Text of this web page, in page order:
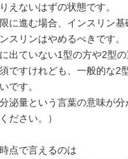
えないはずの状態です。
に進む場合、インスリン
スリンはやめるべきです。
出ていない1型の方や2型
ですけれども、一般的な2
です。
泌量という言葉の意味が
ださい。）
点で言えるのは